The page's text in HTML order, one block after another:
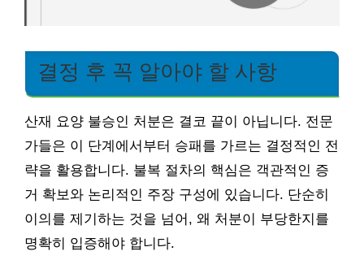
결정 후 꼭 알아야 할 사항
산재 요양 불승인 처분은 결코 끝이 아닙니다. 전문
가들은 이 단계에서부터 승패를 가르는 결정적인 전
략을 활용합니다. 불복 절차의 핵심은 객관적인 증
거 확보와 논리적인 주장 구성에 있습니다. 단순히
이의를 제기하는 것을 넘어, 왜 처분이 부당한지를
명확히 입증해야 합니다.